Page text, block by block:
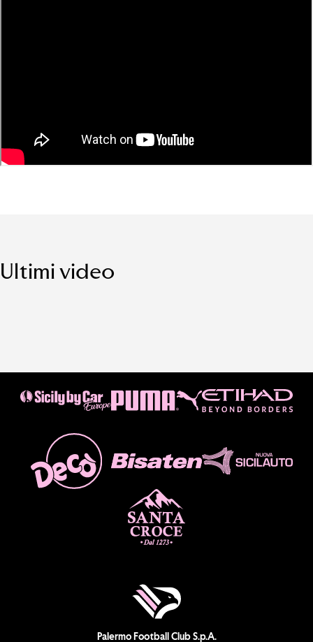
Ultimi video
Palermo Football Club S.p.A.